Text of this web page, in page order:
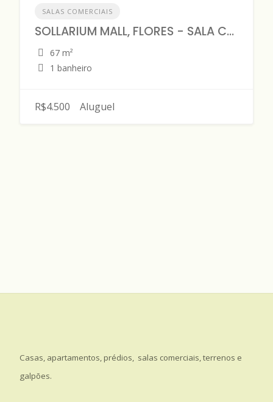
SALAS COMERCIAIS
SOLLARIUM MALL, FLORES - SALA COMERCIAL 67,19 m2 - DISPONÍVEL PARA LOCAÇÃO
67 m²
1 banheiro
R$4.500 Aluguel
Casas, apartamentos, prédios, salas comerciais, terrenos e
galpões.